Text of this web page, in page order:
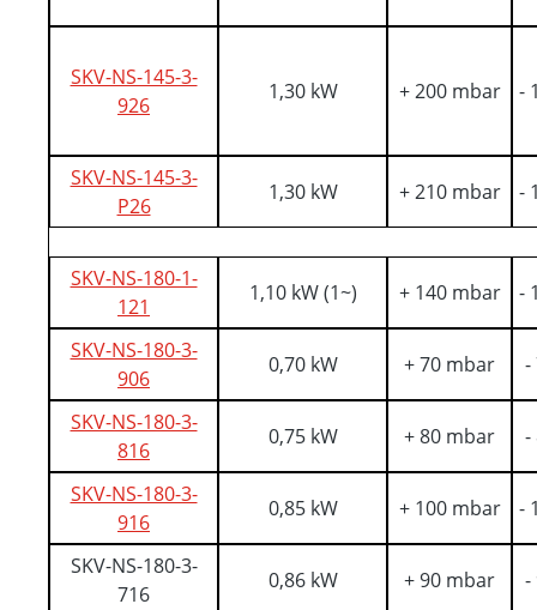
SKV-NS-145-3-
926
1,30 kW + 200 mbar -
SKV-NS-145-3-
P26
1,30 kW + 210 mbar -
SKV-NS-180-1-
121
1,10 kW (1~) + 140 mbar -
SKV-NS-180-3-
906
0,70 kW + 70 mbar -
SKV-NS-180-3-
816
0,75 kW + 80 mbar -
SKV-NS-180-3-
916
0,85 kW + 100 mbar -
SKV-NS-180-3-
716
0,86 kW + 90 mbar -